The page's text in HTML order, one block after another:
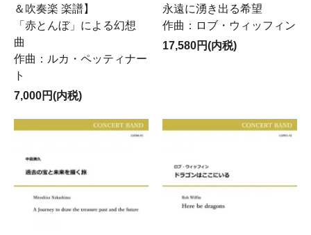
＆吹奏楽 楽譜】
「赤とんぼ」による幻想
曲
作曲：ルカ・ペッティナー
ト
7,000円(内税)
永遠に湧き出る希望
作曲：ロブ・ウィッフィン
17,580円(内税)